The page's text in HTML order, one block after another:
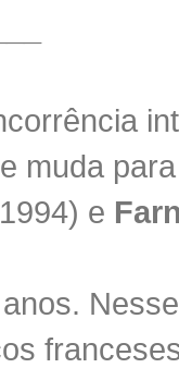
muda
e